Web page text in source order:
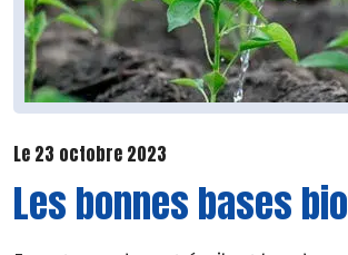
Le 23 octobre 2023
Les bonnes bases bio